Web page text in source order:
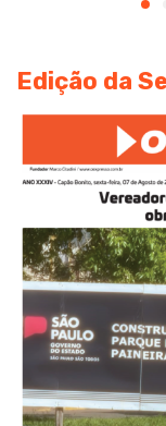
Edição da